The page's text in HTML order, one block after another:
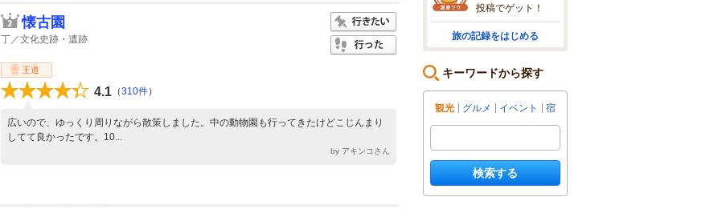
懐古園
丁／文化史跡・遺跡
王道
4.1 （310件）
広いので、ゆっくり周りながら散策しました。中の動物園も行ってきたけどこじんまり
してて良かったです。10...
by アキンコさん
投稿でゲット！
旅の記録をはじめる
キーワードから探す
観光 グルメ イベント 宿
検索する